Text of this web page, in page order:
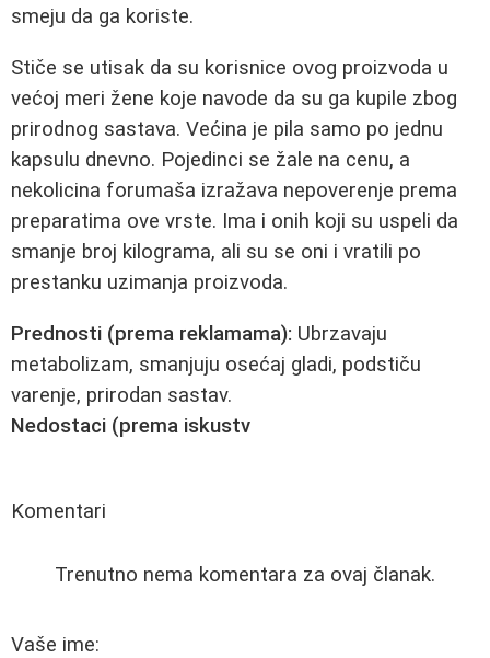
smeju da ga koriste.
Stiče se utisak da su korisnice ovog proizvoda u
većoj meri žene koje navode da su ga kupile zbog
prirodnog sastava. Većina je pila samo po jednu
kapsulu dnevno. Pojedinci se žale na cenu, a
nekolicina forumaša izražava nepoverenje prema
preparatima ove vrste. Ima i onih koji su uspeli da
smanje broj kilograma, ali su se oni i vratili po
prestanku uzimanja proizvoda.
Prednosti (prema reklamama): Ubrzavaju
metabolizam, smanjuju osećaj gladi, podstiču
varenje, prirodan sastav.
Nedostaci (prema iskustv
Komentari
Trenutno nema komentara za ovaj članak.
Vaše ime: